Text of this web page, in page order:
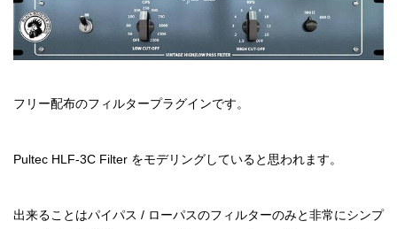
フリー配布のフィルタープラグインです。
Pultec HLF-3C Filter をモデリングしていると思われます。
出来ることはパイパス / ローパスのフィルターのみと非常にシンプ